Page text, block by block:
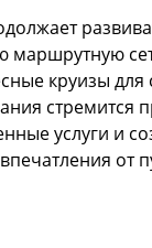
маршрутную
круизы для
стремится
услуги и
от